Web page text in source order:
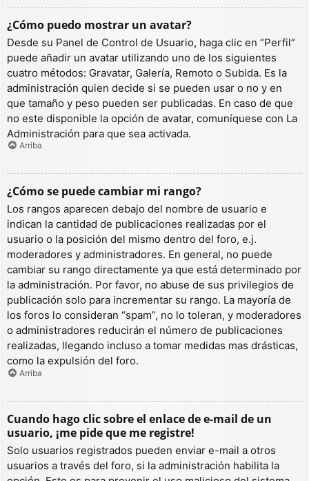
¿Cómo puedo mostrar un avatar?
Desde su Panel de Control de Usuario, haga clic en “Perfil”
puede añadir un avatar utilizando uno de los siguientes
cuatro métodos: Gravatar, Galería, Remoto o Subida. Es la
administración quien decide si se pueden usar o no y en
que tamaño y peso pueden ser publicadas. En caso de que
no este disponible la opción de avatar, comuníquese con La
Administración para que sea activada.
Arriba
¿Cómo se puede cambiar mi rango?
Los rangos aparecen debajo del nombre de usuario e
indican la cantidad de publicaciones realizadas por el
usuario o la posición del mismo dentro del foro, e.j.
moderadores y administradores. En general, no puede
cambiar su rango directamente ya que está determinado por
la administración. Por favor, no abuse de sus privilegios de
publicación solo para incrementar su rango. La mayoría de
los foros lo consideran “spam”, no lo toleran, y moderadores
o administradores reducirán el número de publicaciones
realizadas, llegando incluso a tomar medidas mas drásticas,
como la expulsión del foro.
Arriba
Cuando hago clic sobre el enlace de e-mail de un
usuario, ¡me pide que me registre!
Solo usuarios registrados pueden enviar e-mail a otros
usuarios a través del foro, si la administración habilita la